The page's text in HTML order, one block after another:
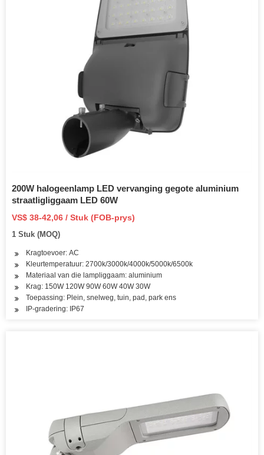
200W halogeenlamp LED vervanging gegote aluminium
straatligliggaam LED 60W
VS$ 38-42,06 / Stuk (FOB-prys)
1 Stuk (MOQ)
Kragtoevoer: AC
Kleurtemperatuur: 2700k/3000k/4000k/5000k/6500k
Materiaal van die lampliggaam: aluminium
Krag: 150W 120W 90W 60W 40W 30W
Toepassing: Plein, snelweg, tuin, pad, park ens
IP-gradering: IP67